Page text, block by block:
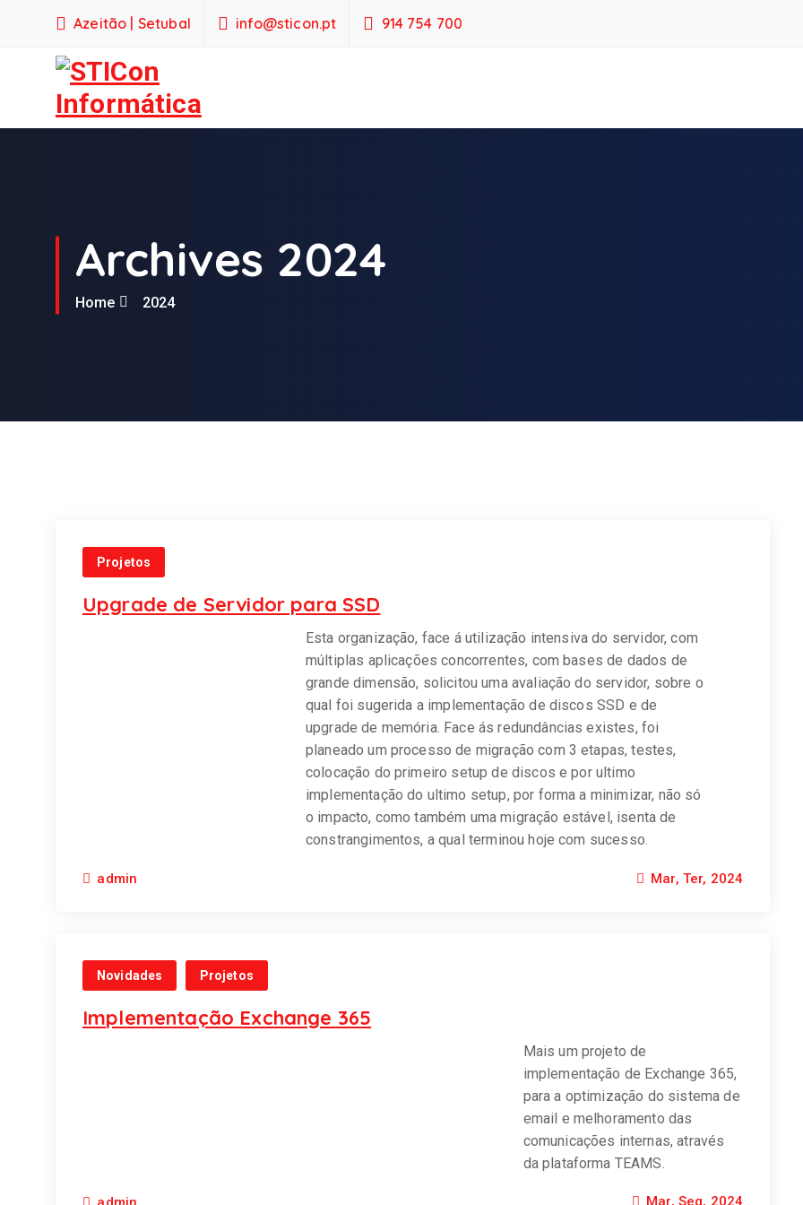
Azeitão | Setubal info@sticon.pt 914 754 700
Serviços empresariais
Archives 2024
Home 2024
Projetos
Upgrade de Servidor para SSD
Esta organização, face á utilização intensiva do servidor, com
múltiplas aplicações concorrentes, com bases de dados de
grande dimensão, solicitou uma avaliação do servidor, sobre o
qual foi sugerida a implementação de discos SSD e de
upgrade de memória. Face ás redundâncias existes, foi
planeado um processo de migração com 3 etapas, testes,
colocação do primeiro setup de discos e por ultimo
implementação do ultimo setup, por forma a minimizar, não só
o impacto, como também uma migração estável, isenta de
constrangimentos, a qual terminou hoje com sucesso.
admin Mar, Ter, 2024
Novidades Projetos
Implementação Exchange 365
Mais um projeto de
implementação de Exchange 365,
para a optimização do sistema de
email e melhoramento das
comunicações internas, através
da plataforma TEAMS.
Mar, Seg, 2024